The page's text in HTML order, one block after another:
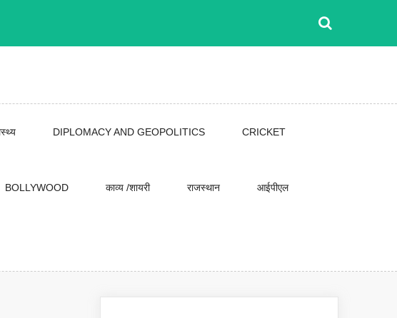
DIPLOMACY AND GEOPOLITICS CRICKET
BOLLYWOOD काव्य /शायरी राजस्थान आईपीएल